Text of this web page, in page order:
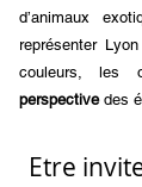
d’animaux
représenter
couleurs, les
perspectivedes
Etre